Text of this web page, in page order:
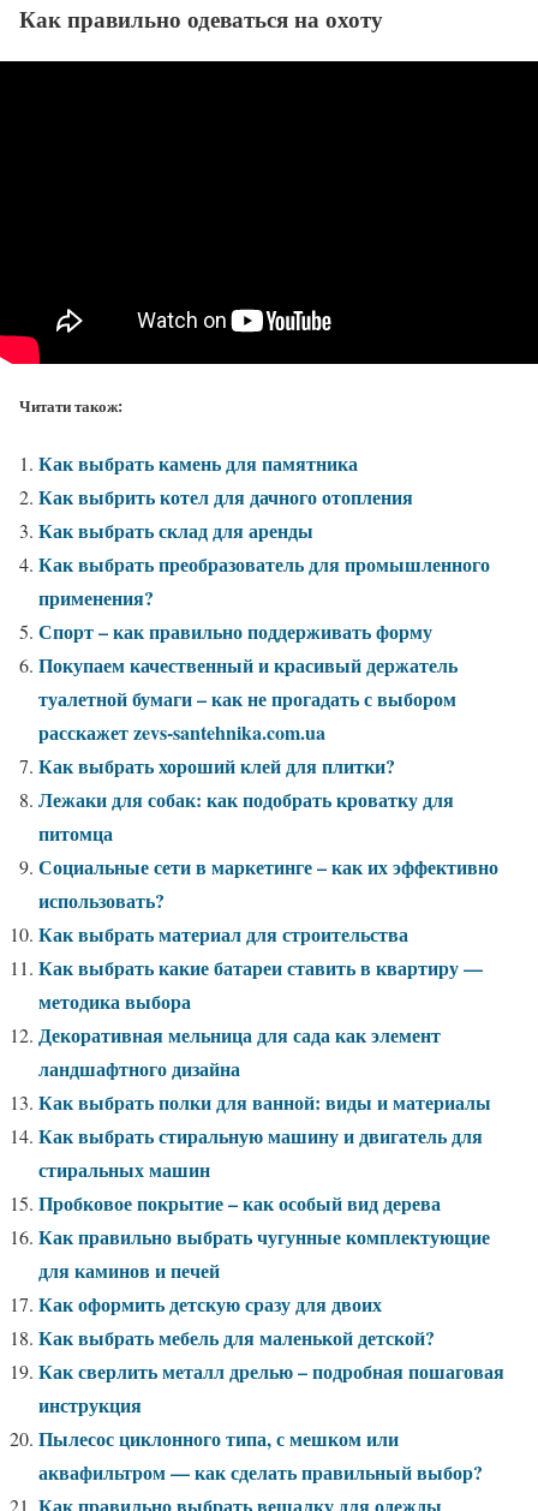
Как правильно одеваться на охоту
Читати також:
Как выбрать камень для памятника
Как выбрить котел для дачного отопления
Как выбрать склад для аренды
Как выбрать преобразователь для промышленного
применения?
Спорт – как правильно поддерживать форму
Покупаем качественный и красивый держатель
туалетной бумаги – как не прогадать с выбором
расскажет zevs-santehnika.com.ua
Как выбрать хороший клей для плитки?
Лежаки для собак: как подобрать кроватку для
питомца
Социальные сети в маркетинге – как их эффективно
использовать?
Как выбрать материал для строительства
Как выбрать какие батареи ставить в квартиру —
методика выбора
Декоративная мельница для сада как элемент
ландшафтного дизайна
Как выбрать полки для ванной: виды и материалы
Как выбрать стиральную машину и двигатель для
стиральных машин
Пробковое покрытие – как особый вид дерева
Как правильно выбрать чугунные комплектующие
для каминов и печей
Как оформить детскую сразу для двоих
Как выбрать мебель для маленькой детской?
Как сверлить металл дрелью – подробная пошаговая
инструкция
Пылесос циклонного типа, с мешком или
аквафильтром — как сделать правильный выбор?
Как правильно выбрать вешалку для одежды